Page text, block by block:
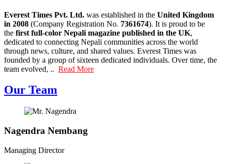
Everest Times Pvt. Ltd. was established in the United Kingdom
in 2008 (Company Registration No. 7361674). It is proud to be
the first full-color Nepali magazine published in the UK,
dedicated to connecting Nepali communities across the world
through news, culture, and shared values. Everest Times was
founded by a group of sixteen dedicated individuals. Over time, the
team evolved, .. Read More
Our Team
Nagendra Nembang
Managing Director